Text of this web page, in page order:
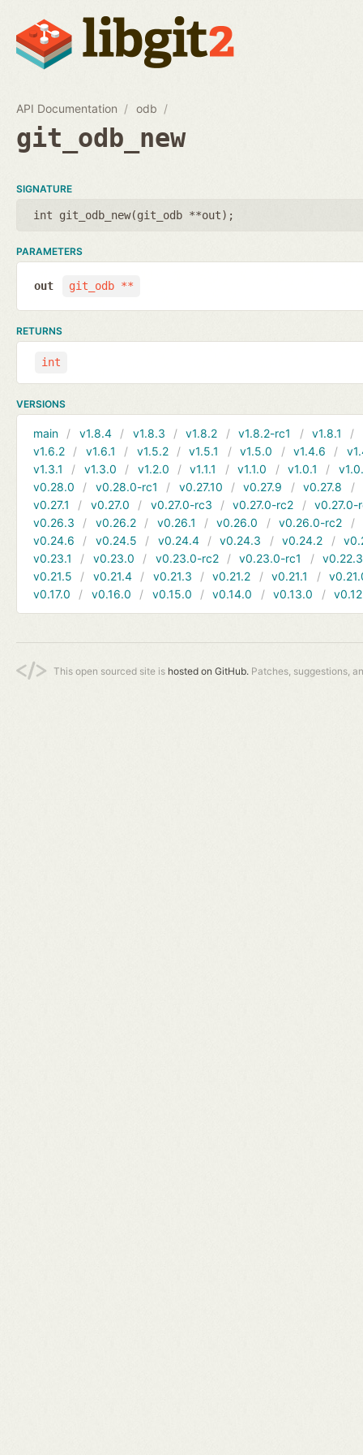
API Documentation odb
git_odb_new
SIGNATURE
int git_odb_new(git_odb **out);
PARAMETERS
git_odb **
out
RETURNS
int
VERSIONS
main v1.8.4 v1.8.3 v1.8.2 v1.8.2-rc1 v1.8.1
v1.6.2
v1.6.1 v1.5.2 v1.5.1 v1.5.0 v1.4.6
v1.3.1
v1.3.0 v1.2.0 v1.1.1 v1.1.0 v1.0.1
v0.28.0
v0.28.0-rc1 v0.27.10 v0.27.9 v0.27.8
v0.27.1
v0.27.0 v0.27.0-rc3 v0.27.0-rc2
v0.27.0-
v0.26.3
v0.26.2 v0.26.1 v0.26.0 v0.26.0-rc2
v0.24.6
v0.24.5 v0.24.4 v0.24.3 v0.24.2
v0.23.1
v0.23.0 v0.23.0-rc2 v0.23.0-rc1
v0.22.3
v0.21.5
v0.21.4 v0.21.3 v0.21.2 v0.21.1
v0.17.0
v0.16.0 v0.15.0 v0.14.0 v0.13.0
This open sourced site is hosted on GitHub. Patches, suggestions,